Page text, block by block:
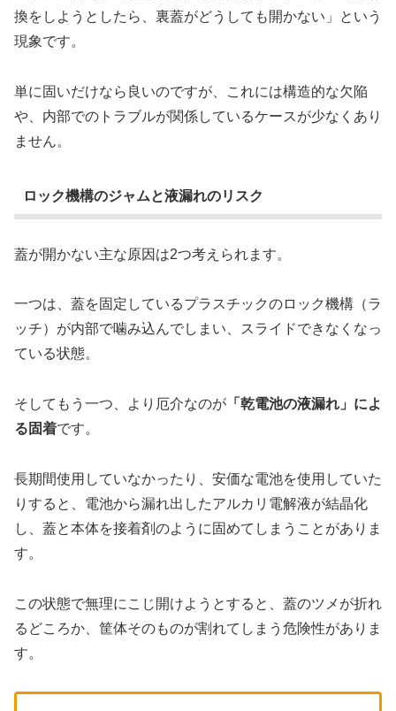
換をしようとしたら、裏蓋がどうしても開かない」という
現象です。
単に固いだけなら良いのですが、これには構造的な欠陥
や、内部でのトラブルが関係しているケースが少なくあり
ません。
ロック機構のジャムと液漏れのリスク
蓋が開かない主な原因は2つ考えられます。
一つは、蓋を固定しているプラスチックのロック機構（ラ
ッチ）が内部で噛み込んでしまい、スライドできなくなっ
ている状態。
そしてもう一つ、より厄介なのが 「乾電池の液漏れ」によ
る固着です。
長期間使用していなかったり、安価な電池を使用していた
りすると、電池から漏れ出したアルカリ電解液が結晶化
し、蓋と本体を接着剤のように固めてしまうことがありま
す。
この状態で無理にこじ開けようとすると、蓋のツメが折れ
るどころか、筐体そのものが割れてしまう危険性がありま
す。